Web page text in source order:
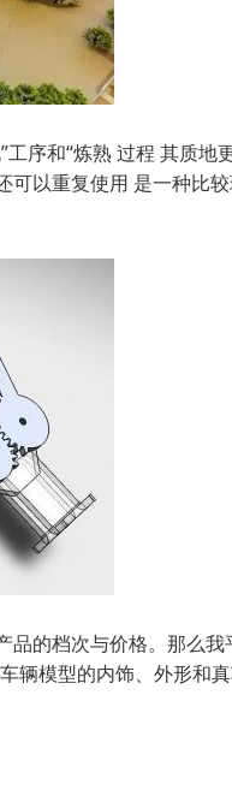
序和“炼熟 过程 其质
可以重复使用 是一种比
的档次与价格。那么
辆模型的内饰、外形和